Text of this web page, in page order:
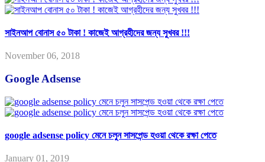
সাইনআপ বোনাস ৫০ টাকা ! কাজেই আগ্রহীদের জন্য সুখবর !!!
November 06, 2018
Google Adsense
google adsense policy মেনে চলুন সাসপেন্ড হওয়া থেকে রক্ষা পেতে
January 01, 2019